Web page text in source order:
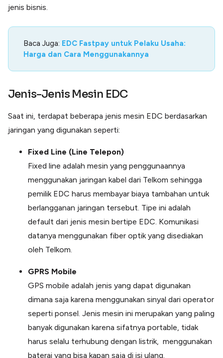
jenis bisnis.
Baca Juga: EDC Fastpay untuk Pelaku Usaha:
Harga dan Cara Menggunakannya
Jenis-Jenis Mesin EDC
Saat ini, terdapat beberapa jenis mesin EDC berdasarkan
jaringan yang digunakan seperti:
Fixed Line (Line Telepon)
Fixed line adalah mesin yang penggunaannya
menggunakan jaringan kabel dari Telkom sehingga
pemilik EDC harus membayar biaya tambahan untuk
berlangganan jaringan tersebut. Tipe ini adalah
default dari jenis mesin bertipe EDC. Komunikasi
datanya menggunakan fiber optik yang disediakan
oleh Telkom.
GPRS Mobile
GPS mobile adalah jenis yang dapat digunakan
dimana saja karena menggunakan sinyal dari operator
seperti ponsel. Jenis mesin ini merupakan yang paling
banyak digunakan karena sifatnya portable, tidak
harus selalu terhubung dengan listrik, menggunakan
baterai yang bisa kapan saja di isi ulang.